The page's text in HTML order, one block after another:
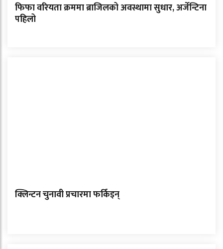
फिफा वरियता क्रममा ब्राजिलको अवस्थामा सुधार, अर्जेन्टिना
पहिलो
क्लिन्टन चुनावी प्रचारमा फर्किइन्